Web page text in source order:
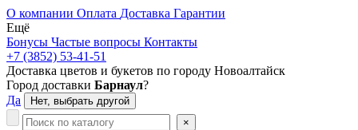
О компании Оплата Доставка Гарантии
Ещё
Бонусы Частые вопросы Контакты
+7 (3852) 53-41-51
Доставка цветов и букетов по городу Новоалтайск
Город доставки Барнаул?
Да
Нет, выбрать другой
×